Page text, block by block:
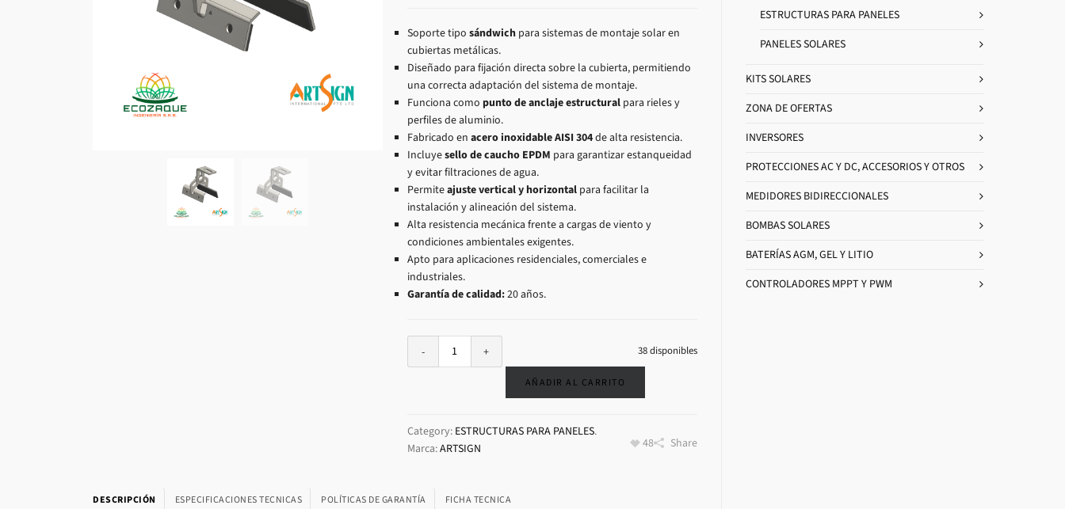
Soporte tipo sándwichpara sistemas de montaje solar en
cubiertas metálicas.
Diseñado para fijación directa sobre la cubierta, permitiendo
una correcta adaptación del sistema de montaje.
Funciona como punto de anclaje estructuralpara rieles y
perfiles de aluminio.
Fabricado en acero inoxidable AISI 304de alta resistencia.
Incluyesello de caucho EPDM para garantizar estanqueidad
y evitar filtraciones de agua.
Permiteajuste vertical y horizontalpara facilitar la
instalación y alineación del sistema.
Alta resistencia mecánica frente a cargas de viento y
condiciones ambientales exigentes.
Apto para aplicaciones residenciales, comerciales e
industriales.
Garantía de calidad:20 años.
38 disponibles
AÑADIR AL CARRITO
Category: ESTRUCTURAS PARA PANELES.
48 Share
Marca:ARTSIGN
DESCRIPCIÓN ESPECIFICACIONES TECNICAS POLÍTICAS DE GARANTÍA FICHA TECNICA
ESTRUCTURAS PARA PANELES
PANELES SOLARES
KITS SOLARES
ZONA DE OFERTAS
INVERSORES
PROTECCIONES AC Y DC, ACCESORIOS Y OTROS
MEDIDORES BIDIRECCIONALES
BOMBAS SOLARES
BATERÍAS AGM, GEL Y LITIO
CONTROLADORES MPPT Y PWM